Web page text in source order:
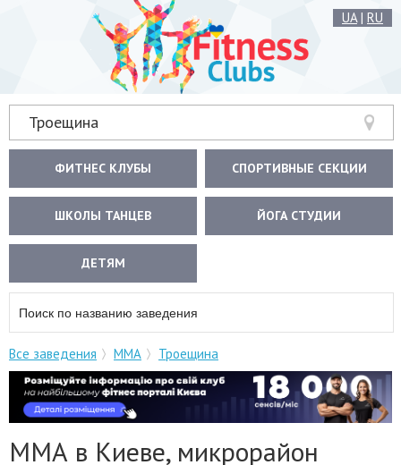
UA| RU
Троещина
ФИТНЕС КЛУБЫ СПОРТИВНЫЕ СЕКЦИИ
ШКОЛЫ ТАНЦЕВ ЙОГА СТУДИИ
ДЕТЯМ
Все заведения ММА Троещина
ММА в Киеве, микрорайон